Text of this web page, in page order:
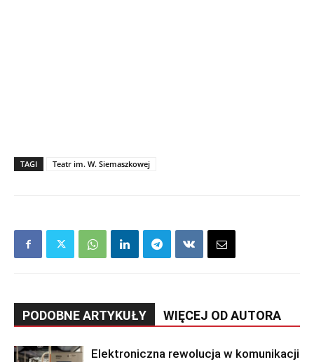
TAGI Teatr im. W. Siemaszkowej
PODOBNE ARTYKUŁY WIĘCEJ OD AUTORA
Elektroniczna rewolucja w komunikacji